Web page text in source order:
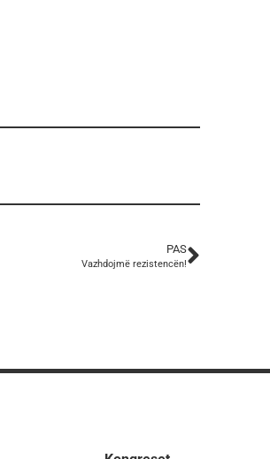
PAS
Vazhdojmë rezistencën!